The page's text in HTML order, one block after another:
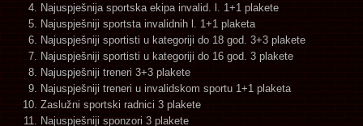
Najuspješnija sportska ekipa invalid. l. 1+1 plakete
Najuspješniji sportsta invalidnih l. 1+1 plaketa
Najuspješniji sportisti u kategoriji do 18 god. 3+3 plakete
Najuspješniji sportisti u kategoriji do 16 god. 3 plakete
Najuspješniji treneri 3+3 plakete
Najuspješniji treneri u invalidskom sportu 1+1 plaketa
Zaslužni sportski radnici 3 plakete
Najuspješniji sponzori 3 plakete